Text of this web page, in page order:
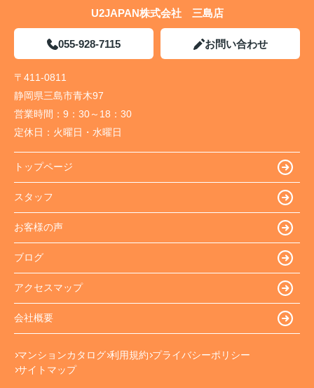
U2JAPAN株式会社 三島店
055-928-7115 お問い合わせ
〒411-0811
静岡県三島市青木97
営業時間： 9：30～18：30
定休日： 火曜日・水曜日
トップページ
スタッフ
お客様の声
ブログ
アクセスマップ
会社概要
マンションカタログ 利用規約 プライバシーポリシー
サイトマップ